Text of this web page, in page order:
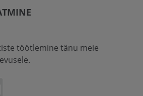
töötlemine tänu meie